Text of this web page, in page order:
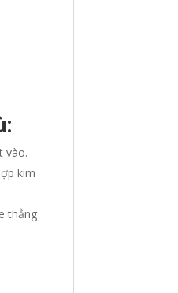
vào.
kim
thẳng